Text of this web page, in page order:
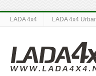
LADA 4x4 LADA 4x4